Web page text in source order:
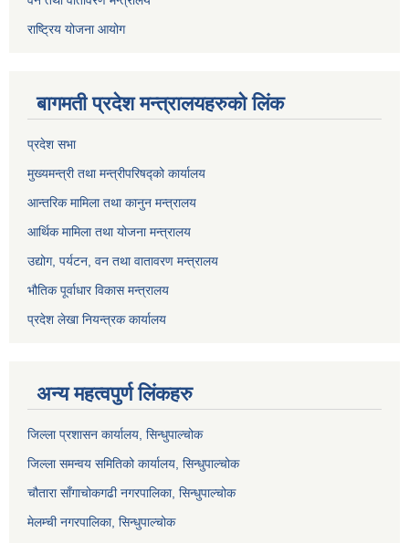
राष्ट्रिय योजना आयोग
बागमती प्रदेश मन्त्रालयहरुको लिंक
प्रदेश सभा
मुख्यमन्त्री तथा मन्त्रीपरिषद्को कार्यालय
आन्तरिक मामिला तथा कानुन मन्त्रालय
आर्थिक मामिला तथा योजना मन्त्रालय
उद्योग, पर्यटन, वन तथा वातावरण मन्त्रालय
भौतिक पूर्वाधार विकास मन्त्रालय
प्रदेश लेखा नियन्त्रक कार्यालय
अन्य महत्वपुर्ण लिंकहरु
जिल्ला प्रशासन कार्यालय, सिन्धुपाल्चोक
जिल्ला समन्वय समितिको कार्यालय, सिन्धुपाल्चोक
चौतारा साँगाचोकगढी नगरपालिका, सिन्धुपाल्चोक
मेलम्ची नगरपालिका, सिन्धुपाल्चोक